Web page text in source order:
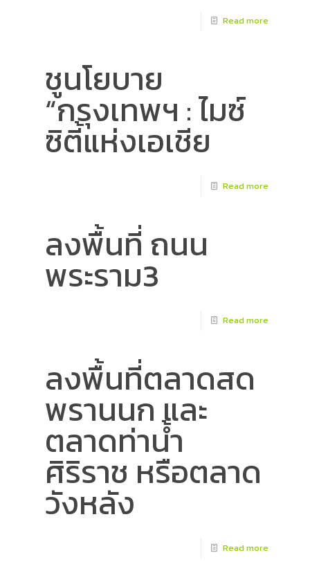
Read more
ชูนโยบาย
“กรุงเทพฯ : ไมซ์
ซิตี้แห่งเอเชีย
Read more
ลงพื้นที่ ถนน
พระราม3
Read more
ลงพื้นที่ตลาดสด
พรานนก และ
ตลาดท่าน้ำ
ศิริราช หรือตลาด
วังหลัง
Read more